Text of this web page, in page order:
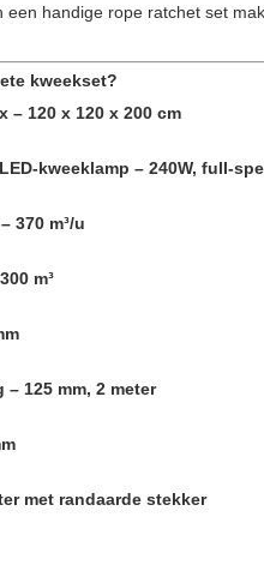
een handige rope ratchet set
kweekset?
– 120 x 120 x 200 cm
kweeklamp – 240W, full-
370 m³/u
m³
125 mm, 2 meter
met randaarde stekker